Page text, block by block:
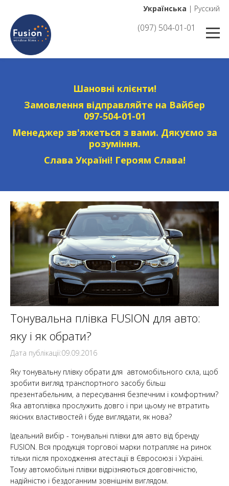
Українська | Русский
(097) 504-01-01
Шановні клієнти!
Замовлення відправляйте на Вайбер
097-504-01-01
Менеджер зв'яжеться з вами. Дякуємо за
розуміння.
Слава Україні! Героям Слава!
Тонувальна плівка FUSION для авто:
яку і як обрати?
Дата публікації:09.09.2016
Яку тонувальну плівку обрати для автомобільного скла, щоб
зробити вигляд транспортного засобу більш
презентабельним, а пересування безпечним і комфортним?
Яка автоплівка прослужить довго і при цьому не втратить
якісних властивостей і буде виглядати, як нова?
Ідеальний вибір - тонувальні плівки для авто від бренду
FUSION. Вся продукція торгової марки потрапляє на ринок
тільки після проходження атестації в Євросоюзі і Україні.
Тому автомобільні плівки відрізняються довговічністю,
надійністю і бездоганним зовнішнім виглядом.